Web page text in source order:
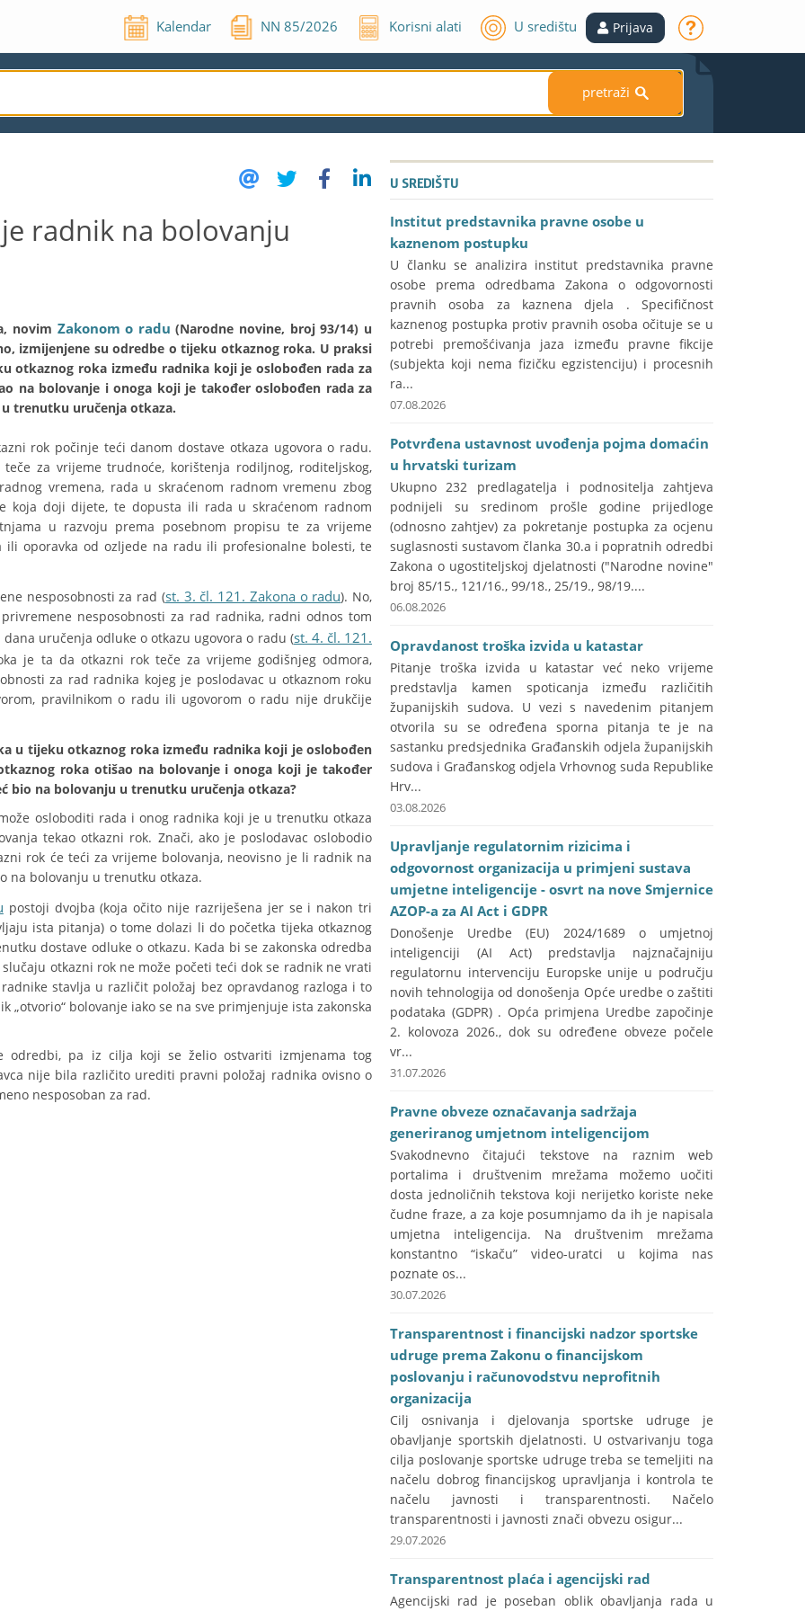
Kalendar NN85/2026 Korisni alati U središtu Prijava
pretraži S
radnik na bolovanju
novim Zakonom o radu (Narodne novine, broj 93/14) u
izmijenjene su odredbe o tijeku otkaznog roka. U praksi
otkaznog roka između radnika koji je oslobođen rada za
na bolovanje i onoga koji je također oslobođen rada za
trenutku uručenja otkaza.
rok počinje teći danom dostave otkaza ugovora o radu.
za vrijeme trudnoće, korištenja rodiljnog, roditeljskog,
vremena, rada u skraćenom radnom vremenu zbog
koja doji dijete, te dopusta ili rada u skraćenom radnom
u razvoju prema posebnom propisu te za vrijeme
oporavka od ozljede na radu ili profesionalne bolesti, te
nesposobnosti za rad (st. 3. čl. 121. Zakona o radu). No,
nesposobnosti za rad radnika, radni odnos tom
uručenja odluke o otkazu ugovora o radu (st. 4. čl. 121.
je ta da otkazni rok teče za vrijeme godišnjeg odmora,
za rad radnika kojeg je poslodavac u otkaznom roku
pravilnikom o radu ili ugovorom o radu nije drukčije
u tijeku otkaznog roka između radnika koji je oslobođen
roka otišao na bolovanje i onoga koji je također
bio na bolovanju u trenutku uručenja otkaza?
osloboditi rada i onog radnika koji je u trenutku otkaza
tekao otkazni rok. Znači, ako je poslodavac oslobodio
rok će teći za vrijeme bolovanja, neovisno je li radnik na
na bolovanju u trenutku otkaza.
postoji dvojba (koja očito nije razriješena jer se i nakon tri
ista pitanja) o tome dolazi li do početka tijeka otkaznog
dostave odluke o otkazu. Kada bi se zakonska odredba
otkazni rok ne može početi teći dok se radnik ne vrati
stavlja u različit položaj bez opravdanog razloga i to
bolovanje iako se na sve primjenjuje ista zakonska
odredbi, pa iz cilja koji se želio ostvariti izmjenama tog
nije bila različito urediti pravni položaj radnika ovisno o
nesposoban za rad.
U SREDIŠTU
Institut predstavnika pravne osobe u
kaznenom postupku
U članku se analizira institut predstavnika pravne
osobe prema odredbama Zakona o odgovornosti
pravnih osoba za kaznena djela . Specifičnost
kaznenog postupka protiv pravnih osoba očituje se u
potrebi premošćivanja jaza između pravne fikcije
(subjekta koji nema fizičku egzistenciju) i procesnih
ra...
07.08.2026
Potvrđena ustavnost uvođenja pojma domaćin
u hrvatski turizam
Ukupno 232 predlagatelja i podnositelja zahtjeva
podnijeli su sredinom prošle godine prijedloge
(odnosno zahtjev) za pokretanje postupka za ocjenu
suglasnosti sustavom članka 30.a i popratnih odredbi
Zakona o ugostiteljskoj djelatnosti ("Narodne novine"
broj 85/15., 121/16., 99/18., 25/19., 98/19....
06.08.2026
Opravdanost troška izvida u katastar
Pitanje troška izvida u katastar već neko vrijeme
predstavlja kamen spoticanja između različitih
županijskih sudova. U vezi s navedenim pitanjem
otvorila su se određena sporna pitanja te je na
sastanku predsjednika Građanskih odjela županijskih
sudova i Građanskog odjela Vrhovnog suda Republike
Hrv...
03.08.2026
Upravljanje regulatornim rizicima i
odgovornost organizacija u primjeni sustava
umjetne inteligencije - osvrt na nove Smjernice
AZOP-a za AI Act i GDPR
Donošenje Uredbe (EU) 2024/1689 o umjetnoj
inteligenciji (AI Act) predstavlja najznačajniju
regulatornu intervenciju Europske unije u području
novih tehnologija od donošenja Opće uredbe o zaštiti
podataka (GDPR) . Opća primjena Uredbe započinje
2. kolovoza 2026., dok su određene obveze počele
vr...
31.07.2026
Pravne obveze označavanja sadržaja
generiranog umjetnom inteligencijom
Svakodnevno čitajući tekstove na raznim web
portalima i društvenim mrežama možemo uočiti
dosta jednoličnih tekstova koji nerijetko koriste neke
čudne fraze, a za koje posumnjamo da ih je napisala
umjetna inteligencija. Na društvenim mrežama
konstantno “iskaču” video-uratci u kojima nas
poznate os...
30.07.2026
Transparentnost i financijski nadzor sportske
udruge prema Zakonu o financijskom
poslovanju i računovodstvu neprofitnih
organizacija
Cilj osnivanja i djelovanja sportske udruge je
obavljanje sportskih djelatnosti. U ostvarivanju toga
cilja poslovanje sportske udruge treba se temeljiti na
načelu dobrog financijskog upravljanja i kontrola te
načelu javnosti i transparentnosti. Načelo
transparentnosti i javnosti znači obvezu osigur...
29.07.2026
Transparentnost plaća i agencijski rad
Agencijski rad je poseban oblik obavljanja rada u